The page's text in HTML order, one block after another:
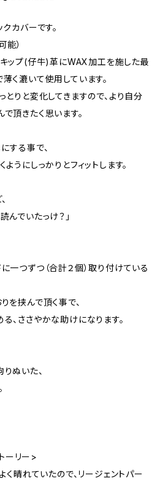
カバーです。
）
ップ(仔牛)革にWAX加工を施した最
く漉いて使用しています。
とりと変化してきますので、より自分
頂きたく思います。
する事で、
うにしっかりとフィットします。
んでいたっけ？」
一つずつ（合計２個）取り付けている
を挟んで頂く事で、
、ささやかな助けになります。
ぬいた、
ーリー>
晴れていたので、リージェントパー